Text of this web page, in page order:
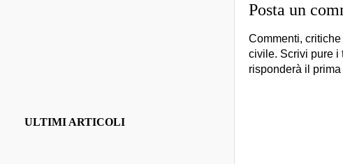
Posta un
Commenti,
civile. Scrivi pure i
risponderà il
ULTIMI ARTICOLI